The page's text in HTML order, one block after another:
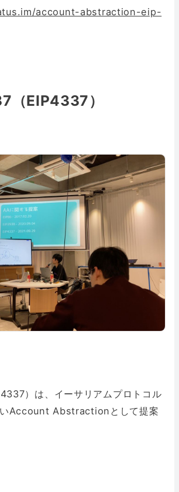
account-abstraction-eip-
（EIP4337）
）は、イーサリアムプロトコル
Account Abstractionとして提案